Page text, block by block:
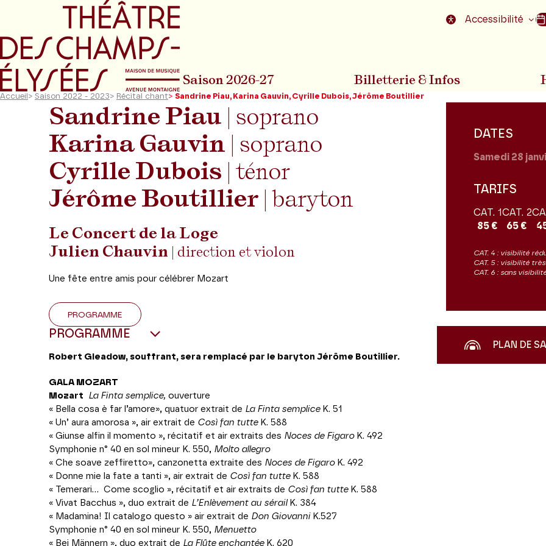
Aller au menu principal Aller au pied de la page Accessibilité
Saison 2026-27 Billetterie & Infos
Accueil > Saison 2022 - 2023> Récital chant> Sandrine Piau, Karina Gauvin, Cyrille Dubois, Jérôme Boutillier
Sandrine Piau | soprano
Karina Gauvin | soprano
Cyrille Dubois | ténor
Jérôme Boutillier | baryton
Le Concert de la Loge
Julien Chauvin | direction et violon
Une fête entre amis pour célébrer Mozart
PROGRAMME
PROGRAMME
Robert Gleadow, souffrant, sera remplacé par le baryton Jérôme Boutillier.
GALA MOZART
Mozart
La Finta semplice, ouverture
« Bella cosa è far l’amore», quatuor extrait de La Finta semplice K. 51
« Un’ aura amorosa », air extrait de Così fan tutte K. 588
« Giunse alfin il momento », récitatif et air extraits des Noces de FigaroK. 492
Symphonie n° 40 en sol mineur K. 550, Molto allegro
« Che soave zeffiretto», canzonetta extraite des Noces de FigaroK. 492
« Donne mie la fate a tanti », air extrait de Così fan tutte K. 588
« Temerari... Come scoglio », récitatif et air extraits de Così fan tutte K. 588
« Vivat Bacchus », duo extrait de L’Enlèvement au sérail K. 384
« Madamina! Il catalogo questo » air extrait de Don Giovanni K.527
Symphonie n° 40 en sol mineur K. 550, Menuetto
« Bei Männern », duo extrait de La Flûte enchantéeK. 620
DATES
Samedi 28
TARIFS
CAT. 1
85 €
CAT. 2
65 €
CAT. 4 : visibilité
CAT. 5 : visibilité
CAT. 6 : sans
PLAN DE